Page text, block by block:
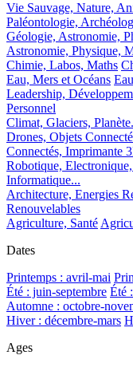
Vie Sauvage, Nature,
Paléontologie,
Géologie, Astronomie,
Astronomie, Physique,
Chimie, Labos, Maths
Eau, Mers et Océans
Leadership,
Personnel
Climat, Glaciers,
Drones, Objets
Connectés, Imprimante
Robotique,
Informatique...
Architecture, Energies
Renouvelables
Agriculture, Santé
Dates
Printemps : avril-mai
Été : juin-septembre Été
Automne : octobre-
Hiver : décembre-mars
Ages